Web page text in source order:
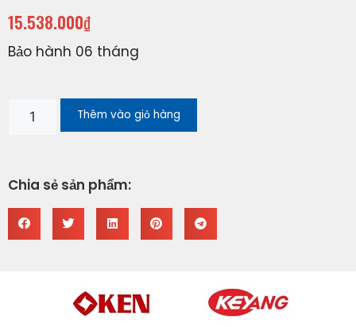
15.538.000₫
Bảo hành 06 tháng
Thêm vào giỏ hàng
Chia sẻ sản phẩm: